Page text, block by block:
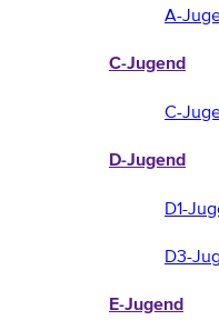
A-
C-Jugend
C-
D-Jugend
D1-
D3-
E-Jugend